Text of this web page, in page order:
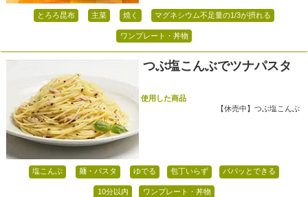
とろろ昆布 主菜 焼く マグネシウム不足量の1/3が摂れる
ワンプレート・丼物
つぶ塩こんぶでツナパスタ
使用した商品
【休売中】つぶ塩こんぶ
塩こんぶ 麺・パスタ ゆでる 包丁いらず パパッとできる
10分以内 ワンプレート・丼物